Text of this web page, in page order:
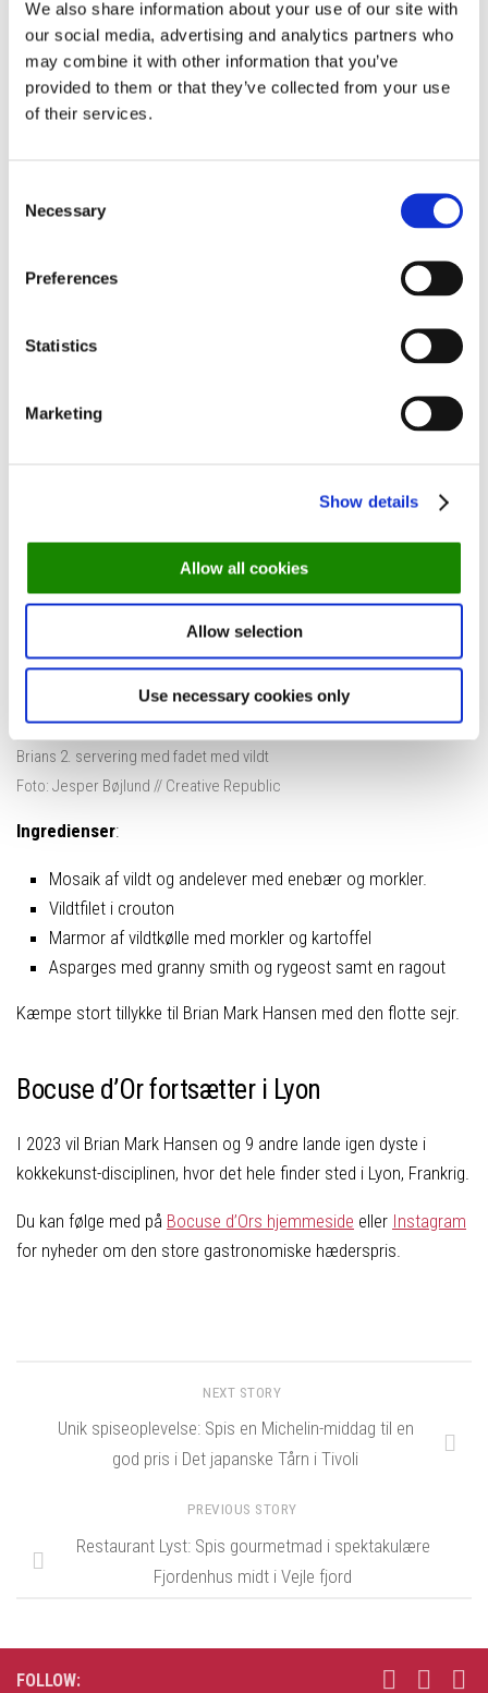
We also share information about your use of our site with
our social media, advertising and analytics partners who
may combine it with other information that you’ve
provided to them or that they’ve collected from your use
of their services.
Selection
Necessary
Preferences
Statistics
Marketing
Show details
Allow all cookies
Allow selection
Use necessary cookies only
Ingredienser:
Kartoffel af sorten anuschka med svampe, dansk smør
samt hvide og grønne asparges
Anuschka-kartofler med æggeblomme og forårsblomster
Ravioli med hasselnødder og rygeost
Tv: Brian Mark Hansen. Th: Elisabeth Madsen
Fadserveringen: Dansk forår i skoven
Inspireret af skoven og duften af svampene og træerne, har
Brian kreeret dette fad med vildfilet, enebær og morkler.
Denne servering præsenterer derfor nogle af de grøntsager,
som foråret byder på hvert år. Ragouten komplimenterer fadet
forår i Danmark, fortæller Brian Mark Hansen.
Brians 2. servering med fadet med vildt
Foto: Jesper Bøjlund // Creative Republic
Ingredienser:
Mosaik af vildt og andelever med enebær og morkler.
Vildtfilet i crouton
Marmor af vildtkølle med morkler og kartoffel
Asparges med granny smith og rygeost samt en ragout
Kæmpe stort tillykke til Brian Mark Hansen med den flotte sejr.
Bocuse d’Or fortsætter i Lyon
I 2023 vil Brian Mark Hansen og 9 andre lande igen dyste i
kokkekunst-disciplinen, hvor det hele finder sted i Lyon, Frankrig.
Du kan følge med på Bocuse d’Ors hjemmeside eller Instagram
for nyheder om den store gastronomiske hæderspris.
NEXT STORY
Unik spiseoplevelse: Spis en Michelin-middag til en
god pris i Det japanske Tårn i Tivoli
PREVIOUS STORY
Restaurant Lyst: Spis gourmetmad i spektakulære
Fjordenhus midt i Vejle fjord
FOLLOW: